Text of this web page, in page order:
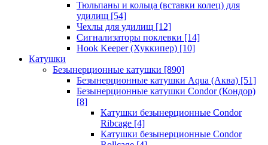
Тюльпаны и кольца (вставки колец) для
удилищ [54]
Чехлы для удилищ [12]
Сигнализаторы поклевки [14]
Hook Keeper (Хуккипер) [10]
Катушки
Безынерционные катушки [890]
Безынерционные катушки Aqua (Аква) [51]
Безынерционные катушки Condor (Кондор)
[8]
Катушки безынерционные Condor
Ribcage [4]
Катушки безынерционные Condor